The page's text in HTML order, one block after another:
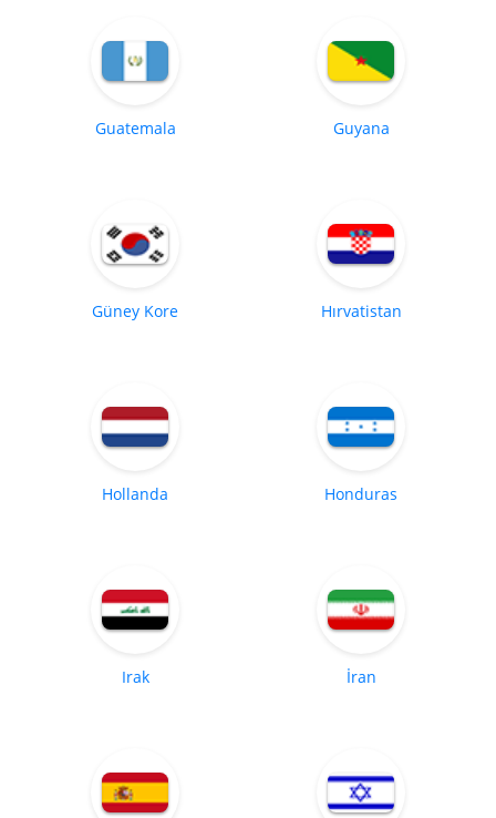
Guatemala Guyana
Güney Kore Hırvatistan
Hollanda Honduras
Irak İran